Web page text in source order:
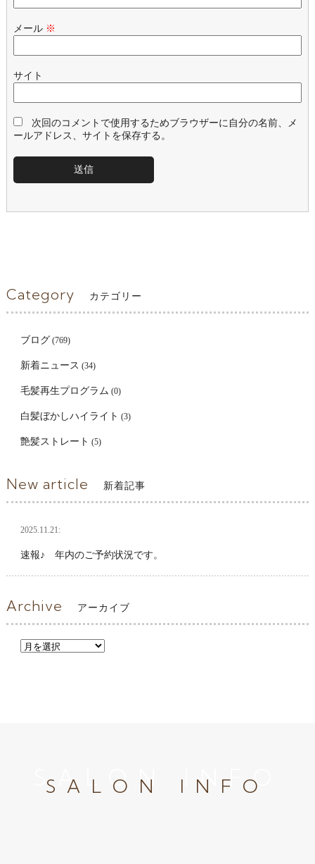
メール ※
サイト
次回のコメントで使用するためブラウザーに自分の名前、メ
ールアドレス、サイトを保存する。
Category カテゴリー
ブログ (769)
新着ニュース (34)
毛髪再生プログラム (0)
白髪ぼかしハイライト (3)
艶髪ストレート (5)
New article 新着記事
2025.11.21:
速報♪ 年内のご予約状況です。
Archive アーカイブ
SALON INFO
SALON INFO